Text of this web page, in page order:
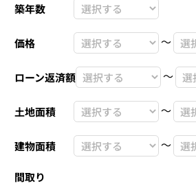
築年数
価格 〜
ローン返済額 〜
土地面積 〜
建物面積 〜
間取り